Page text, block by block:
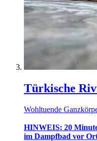
Türkische
Wohltuende
HINWEIS: 20
im Dampfbad vor